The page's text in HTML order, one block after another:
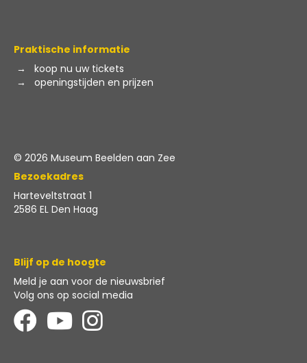
Praktische informatie
→ koop nu uw tickets
→ openingstijden en prijzen
© 2026 Museum Beelden aan Zee
Bezoekadres
Harteveltstraat 1
2586 EL Den Haag
Blijf op de hoogte
Meld je aan voor de nieuwsbrief
Volg ons op social media